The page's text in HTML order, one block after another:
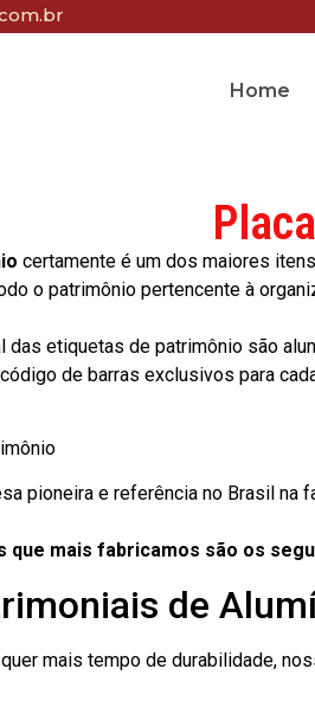
Home
certamente é um dos maiores
o patrimônio pertencente à
das etiquetas de patrimônio são
de barras exclusivos para
pioneira e referência no Brasil na
que mais fabricamos são os
de
mais tempo de durabilidade,